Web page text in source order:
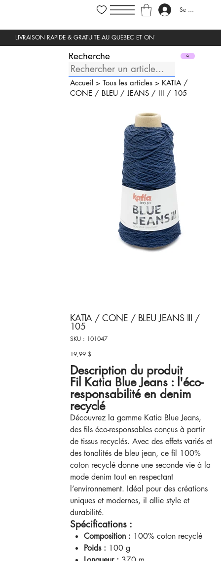
Se connecter
Recherche
Accueil> Tous les articles> KATIA /
CONE / BLEU / JEANS / III / 105
KATIA / CONE / BLEU JEANS III /
105
SKU :
SKU
101047
101047
Prix
19,99 $
Description du produit
Fil Katia Blue Jeans : l'éco-
responsabilité en denim
recyclé
Découvrez la gamme Katia Blue Jeans,
des fils éco-responsables conçus à partir
de tissus recyclés. Avec des effets variés et
des tonalités de bleu jean, ce fil 100%
coton recyclé donne une seconde vie à la
mode denim tout en respectant
l’environnement. Idéal pour des créations
uniques et modernes, il allie style et
durabilité.
Spécifications :
Composition : 100% coton recyclé
Poids : 100 g